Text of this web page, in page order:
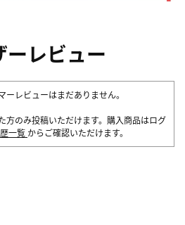
ーレビュー
レビューはまだありません。
方のみ投稿いただけます。購入商品はログ
一覧 からご確認いただけます。